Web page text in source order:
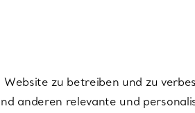
zu betreiben und zu
anderen relevante und